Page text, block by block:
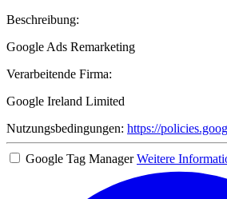
Beschreibung:
Google Ads Remarketing
Verarbeitende Firma:
Google Ireland Limited
Nutzungsbedingungen: https://
Google Tag Manager Weitere